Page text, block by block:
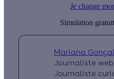
Je change
Simulation
Mariana
Journaliste
Journaliste